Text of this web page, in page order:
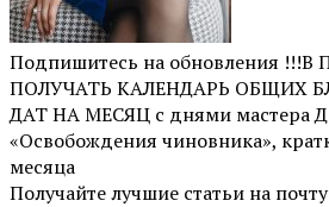
Подпишитесь на обновления
ПОЛУЧАТЬ КАЛЕНДАРЬ ОБЩИХ
ДАТ НА МЕСЯЦ с днями мастера
«Освобождения чиновника»,
месяца
Получайте лучшие статьи на